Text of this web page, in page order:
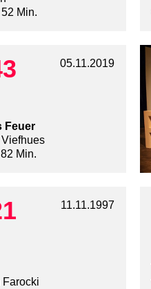
Min.
05.11.2019
Feuer
Min.
11.11.1997
Farocki